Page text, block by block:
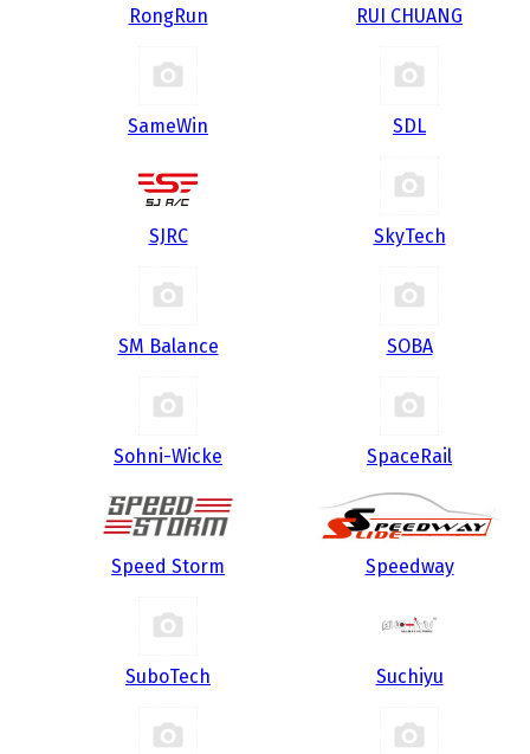
RongRun RUI CHUANG
SameWin SDL
SJRC SkyTech
SM Balance SOBA
Sohni-Wicke SpaceRail
Speed Storm Speedway
SuboTech Suchiyu